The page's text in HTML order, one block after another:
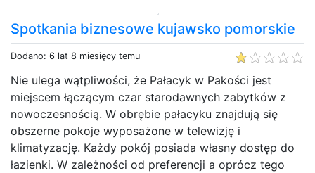
Spotkania biznesowe kujawsko pomorskie
Dodano: 6 lat 8 miesięcy temu
Nie ulega wątpliwości, że Pałacyk w Pakości jest
miejscem łączącym czar starodawnych zabytków z
nowoczesnością. W obrębie pałacyku znajdują się
obszerne pokoje wyposażone w telewizję i
klimatyzację. Każdy pokój posiada własny dostęp do
łazienki. W zależności od preferencji a oprócz tego